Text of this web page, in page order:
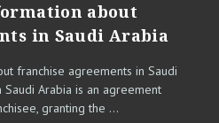
about
in Saudi Arabia
franchise agreements in Saudi
Arabia is an agreement
granting the ...